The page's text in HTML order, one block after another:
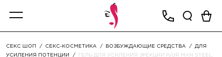
СЕКС ШОП СЕКС-КОСМЕТИКА ВОЗБУЖДАЮЩИЕ СРЕДСТВА
ДЛЯ
УСИЛЕНИЯ ПОТЕНЦИИ
ГЕЛЬ ДЛЯ УСИЛЕНИЯ ЭРЕКЦИИ PJUR MAN STEEL,